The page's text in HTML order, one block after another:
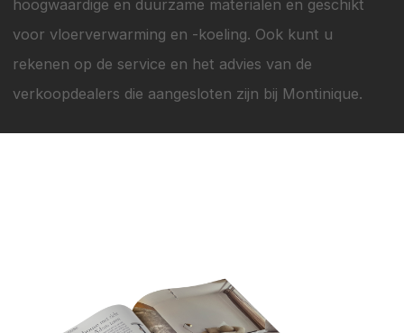
hoogwaardige en duurzame materialen en geschikt
voor vloerverwarming en -koeling. Ook kunt u
rekenen op de service en het advies van de
verkoopdealers die aangesloten zijn bij Montinique.